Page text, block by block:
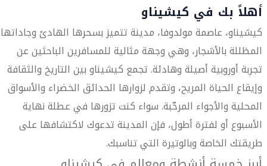
أهلاً بك في كيشيناو
كيشيناو، عاصمة مولدوفا، مدينة تتميز بسحرها الهادئ وجاداتها
المظللة بالأشجار، وهي وجهة مثالية للمسافرين الباحثين عن
تجربة أوروبية أصيلة وهادئة. تجمع كيشيناو بين التاريخ والثقافة
وإيقاع الحياة المريح، وتقدم لزوارها الحدائق الخضراء والأسواق
المحلية والأجواء المرحّبة. سواء كنت تزورها في عطلة نهاية
الأسبوع أو لفترة أطول، فإن المدينة تدعوك لاكتشافها على
طريقتك الخاصة وبالوتيرة التي تناسبك.